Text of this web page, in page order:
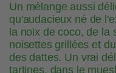
Un mélange aussi
qu'audacieux né de
la noix de coco, de la
noisettes grillées et
des dattes. Un vrai
tartines, dans le